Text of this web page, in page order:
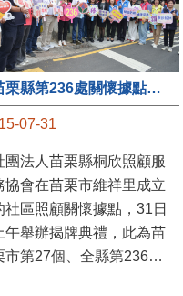
苗栗縣第236處關懷據點在苗栗市維祥里揭牌
07-31
團法人苗栗縣桐欣照顧服
協會在苗栗市維祥里成立
社區照顧關懷據點，31日
午舉辦揭牌典禮，此為苗
市第27個、全縣第236處